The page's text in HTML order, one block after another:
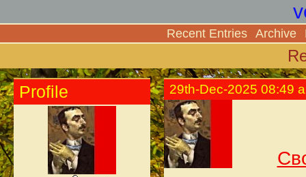
Recent Entries Archive
Profile 29th-Dec-2025 08:49